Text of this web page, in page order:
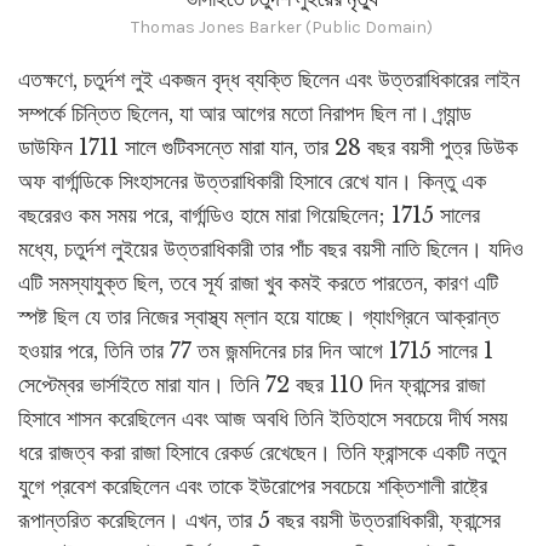
Thomas Jones Barker (Public Domain)
এতক্ষণে, চতুর্দশ লুই একজন বৃদ্ধ ব্যক্তি ছিলেন এবং উত্তরাধিকারের লাইন
সম্পর্কে চিন্তিত ছিলেন, যা আর আগের মতো নিরাপদ ছিল না। গ্র্যান্ড
ডাউফিন 1711 সালে গুটিবসন্তে মারা যান, তার 28 বছর বয়সী পুত্র ডিউক
অফ বার্গান্ডিকে সিংহাসনের উত্তরাধিকারী হিসাবে রেখে যান। কিন্তু এক
বছরেরও কম সময় পরে, বার্গান্ডিও হামে মারা গিয়েছিলেন; 1715 সালের
মধ্যে, চতুর্দশ লুইয়ের উত্তরাধিকারী তার পাঁচ বছর বয়সী নাতি ছিলেন। যদিও
এটি সমস্যাযুক্ত ছিল, তবে সূর্য রাজা খুব কমই করতে পারতেন, কারণ এটি
স্পষ্ট ছিল যে তার নিজের স্বাস্থ্য ম্লান হয়ে যাচ্ছে। গ্যাংগ্রিনে আক্রান্ত
হওয়ার পরে, তিনি তার 77 তম জন্মদিনের চার দিন আগে 1715 সালের 1
সেপ্টেম্বর ভার্সাইতে মারা যান। তিনি 72 বছর 110 দিন ফ্রান্সের রাজা
হিসাবে শাসন করেছিলেন এবং আজ অবধি তিনি ইতিহাসে সবচেয়ে দীর্ঘ সময়
ধরে রাজত্ব করা রাজা হিসাবে রেকর্ড রেখেছেন। তিনি ফ্রান্সকে একটি নতুন
যুগে প্রবেশ করেছিলেন এবং তাকে ইউরোপের সবচেয়ে শক্তিশালী রাষ্ট্রে
রূপান্তরিত করেছিলেন। এখন, তার 5 বছর বয়সী উত্তরাধিকারী, ফ্রান্সের